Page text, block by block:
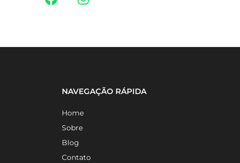
NAVEGAÇÃO RÁPIDA
Home
Sobre
Blog
Contato